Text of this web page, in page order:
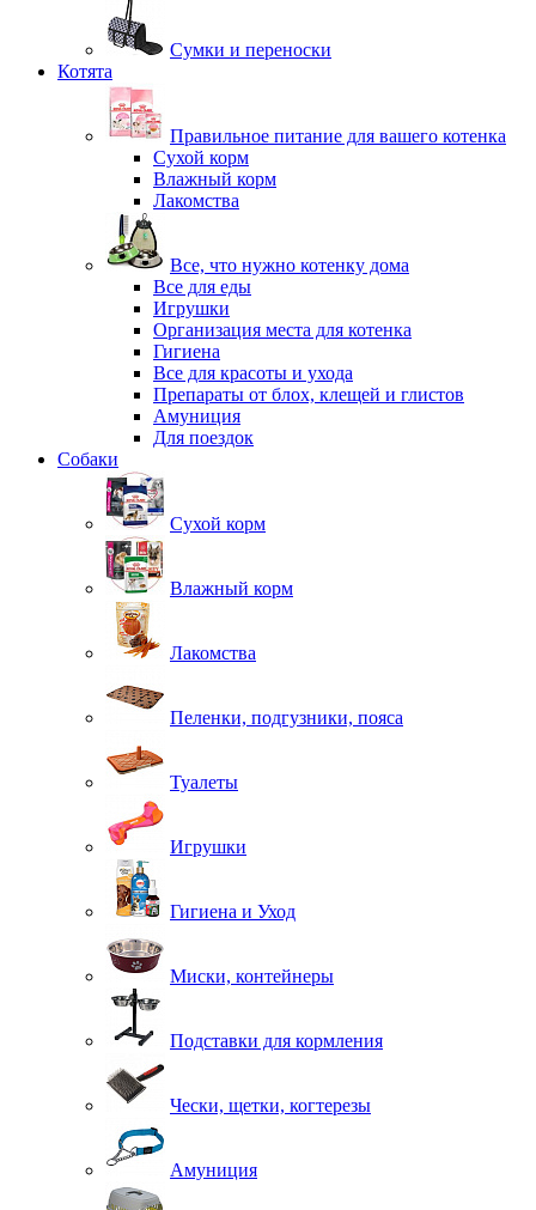
Сумки и переноски
Котята
Правильное питание для вашего котенка
Сухой корм
Влажный корм
Лакомства
Все, что нужно котенку дома
Все для еды
Игрушки
Организация места для котенка
Гигиена
Все для красоты и ухода
Препараты от блох, клещей и глистов
Амуниция
Для поездок
Собаки
Сухой корм
Влажный корм
Лакомства
Пеленки, подгузники, пояса
Туалеты
Игрушки
Гигиена и Уход
Миски, контейнеры
Подставки для кормления
Чески, щетки, когтерезы
Амуниция